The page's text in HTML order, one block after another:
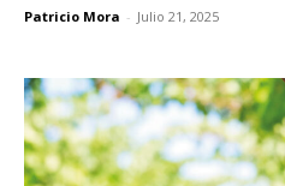
Patricio Mora - Julio 21, 2025